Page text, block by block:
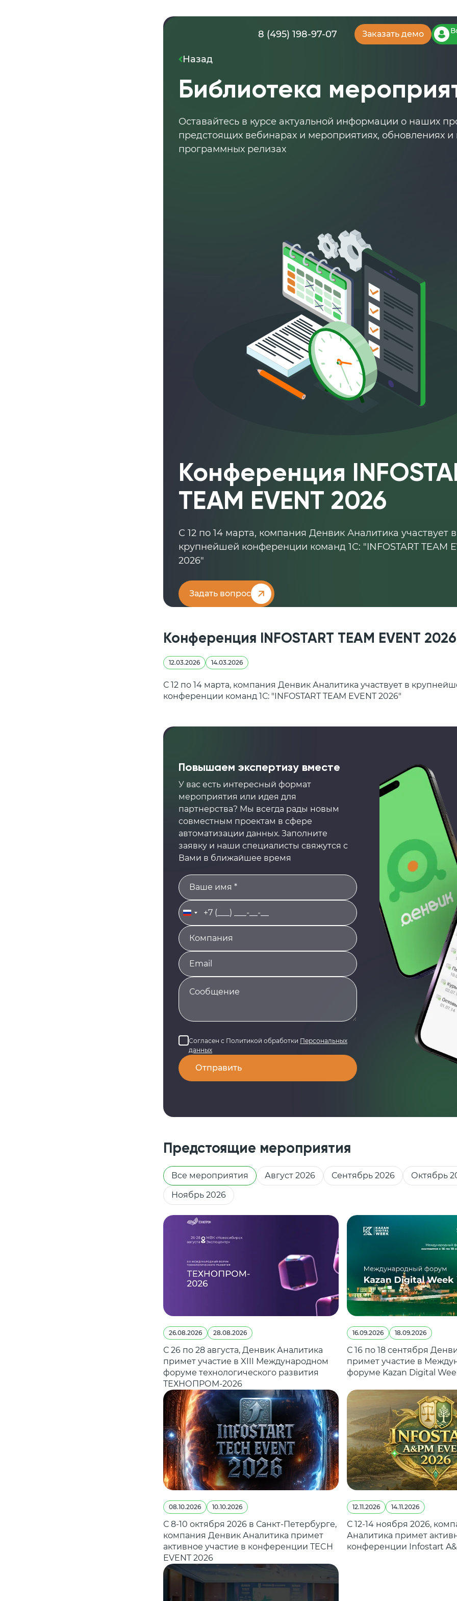
8 (495) 198-97-07 Заказать демо
Назад
Библиотека
Оставайтесь в курсе актуальной информации о наших
предстоящих вебинарах и мероприятиях, обновлениях и
программных релизах
Конференция
TEAM EVENT 2026
С 12 по 14 марта, компания Денвик Аналитика участвует в
крупнейшей конференции команд 1С: "INFOSTART TEAM
2026"
Задать вопрос
Конференция INFOSTART TEAM EVENT 2026
12.03.2026 14.03.2026
С 12 по 14 марта, компания Денвик Аналитика участвует в
конференции команд 1С: "INFOSTART TEAM EVENT 2026"
Повышаем экспертизу вместе
У вас есть интересный формат
мероприятия или идея для
партнерства? Мы всегда рады новым
совместным проектам в сфере
автоматизации данных. Заполните
заявку и наши специалисты свяжутся с
Вами в ближайшее время
Russia
+7
Согласен с Политикой обработки Персональных
данных
Предстоящие мероприятия
Все мероприятия Август 2026 Сентябрь 2026
Октябрь
Ноябрь 2026
26.08.2026 28.08.2026
С 26 по 28 августа, Денвик Аналитика
примет участие в XIII Международном
форуме технологического развития
ТЕХНОПРОМ-2026
16.09.2026 18.09.2026
С 16 по 18 сентября
примет участие в
форуме Kazan Digital
08.10.2026 10.10.2026
С 8-10 октября 2026 в Санкт-Петербурге,
компания Денвик Аналитика примет
активное участие в конференции TECH
EVENT 2026
12.11.2026 14.11.2026
С 12-14 ноября 2026,
Аналитика примет
конференции Infostart